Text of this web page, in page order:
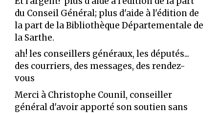
du Conseil Général; plus d'aide à l'édition de
la part de la Bibliothèque Départementale de
la Sarthe.
ah! les conseillers généraux, les députés...
des courriers, des messages, des rendez-
vous
Merci à Christophe Counil, conseiller
général d'avoir apporté son soutien sans